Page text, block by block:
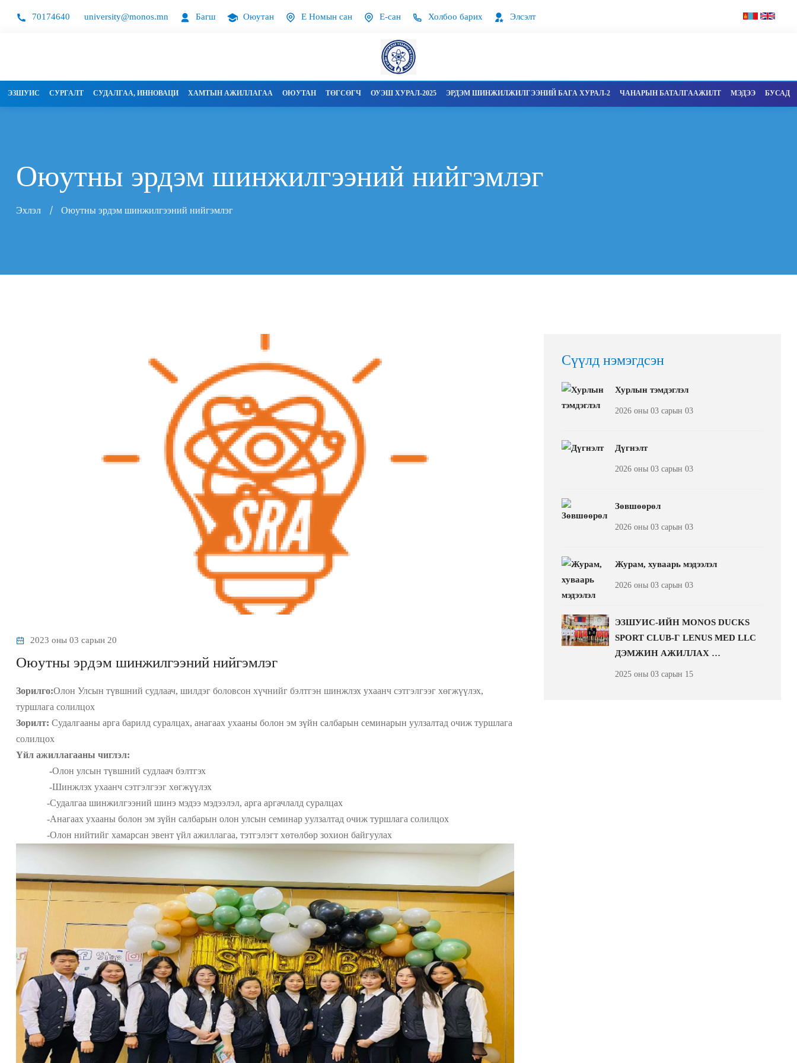
70174640 university@monos.mn Багш Оюутан Е Номын сан Е-сан Холбоо барих Элсэлт
ЭЗШУИС СУРГАЛТ СУДАЛГАА, ИННОВАЦИ ХАМТЫН АЖИЛЛАГАА ОЮУТАН ТӨГСӨГЧ ОУЭШ ХУРАЛ-2025 ЭРДЭМ ШИНЖИЛЖИЛГЭЭНИЙ БАГА ХУРАЛ-2 ЧАНАРЫН БАТАЛГААЖИЛТ МЭДЭЭ БУСАД
Оюутны эрдэм шинжилгээний нийгэмлэг
Эхлэл Оюутны эрдэм шинжилгээний нийгэмлэг
2023 оны 03 сарын 20
Оюутны эрдэм шинжилгээний нийгэмлэг
Зорилго:Олон Улсын түвшний судлаач, шилдэг боловсон хүчнийг бэлтгэн шинжлэх ухаанч сэтгэлгээг хөгжүүлэх,
туршлага солилцох
Зорилт: Судалгааны арга барилд суралцах, анагаах ухааны болон эм зүйн салбарын семинарын уулзалтад очиж туршлага
солилцох
Үйл ажиллагааны чиглэл:
-Олон улсын түвшний судлаач бэлтгэх
-Шинжлэх ухаанч сэтгэлгээг хөгжүүлэх
-Судалгаа шинжилгээний шинэ мэдээ мэдээлэл, арга аргачлалд суралцах
-Анагаах ухааны болон эм зүйн салбарын олон улсын семинар уулзалтад очиж туршлага солилцох
-Олон нийтийг хамарсан эвент үйл ажиллагаа, тэтгэлэгт хөтөлбөр зохион байгуулах
Сүүлд нэмэгдсэн
Хурлын тэмдэглэл
2026 оны 03 сарын 03
Дүгнэлт
2026 оны 03 сарын 03
Зөвшөөрөл
2026 оны 03 сарын 03
Журам, хуваарь мэдээлэл
2026 оны 03 сарын 03
ЭЗШУИС-ИЙН MONOS DUCKS
SPORT CLUB-Г LENUS MED LLC
ДЭМЖИН АЖИЛЛАХ …
2025 оны 03 сарын 15